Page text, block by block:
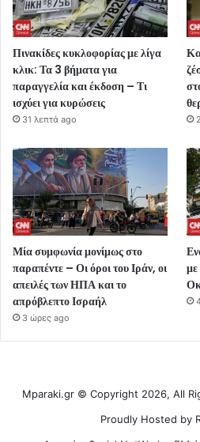
Πινακίδες κυκλοφορίας με λίγα
κλικ: Τα 3 βήματα για
παραγγελία και έκδοση – Τι
ισχύει για κυρώσεις
31 λεπτά ago
Μία συμφωνία μονίμως στο
παραπέντε – Οι όροι του Ιράν, οι
απειλές των ΗΠΑ και το
απρόβλεπτο Ισραήλ
3 ώρες ago
Mparaki.gr © Copyright 2026, All
Proudly Hosted by